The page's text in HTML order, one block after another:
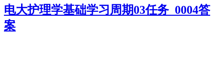
电大护理学基础学习周期03任务_0004答
案